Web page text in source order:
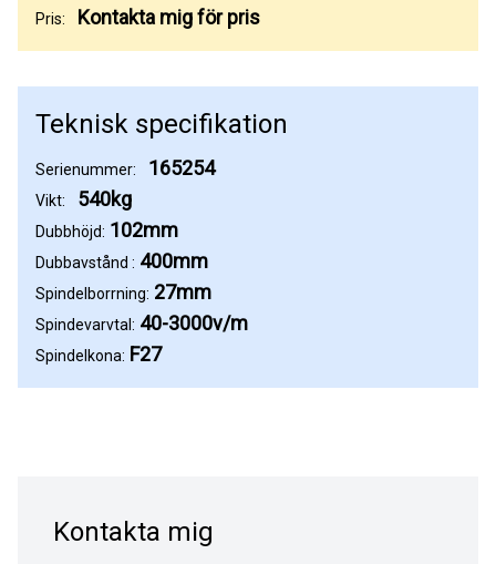
Pris: Kontakta mig för pris
Teknisk specifikation
Serienummer: 165254
Vikt: 540kg
Dubbhöjd: 102mm
Dubbavstånd : 400mm
Spindelborrning: 27mm
Spindevarvtal: 40-3000v/m
Spindelkona: F27
Kontakta mig